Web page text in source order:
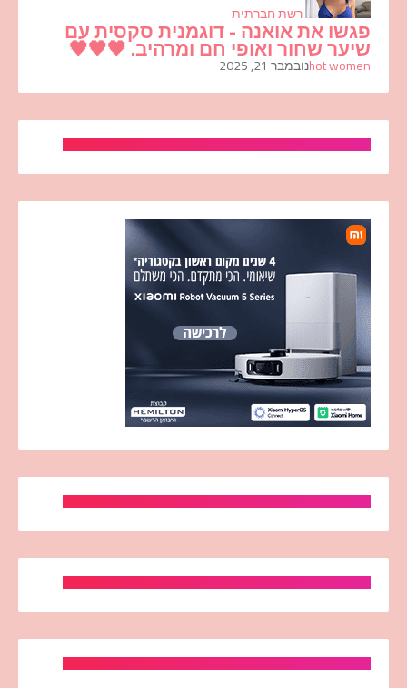
רשת חברתית
פגשו את אואנה - דוגמנית סקסית עם
שיער שחור ואופי חם ומרהיב. 🖤🖤🖤
hot womenנובמבר 21, 2025